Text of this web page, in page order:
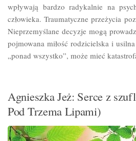
wpływają bardzo radykalnie na
człowieka. Traumatyczne przeżycia
Nieprzemyślane decyzje mogą
pojmowana miłość rodzicielska i
„ponad wszystko”, może mieć
Agnieszka Jeż: Serce z
Pod Trzema Lipami)